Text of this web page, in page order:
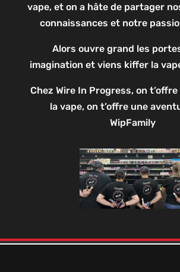
vape, et on a hâte de partager
connaissances et notre
Alors ouvre grand les
imagination et viens kiffer la
Chez Wire In Progress, on
la vape, on t’offre une
WipFamily